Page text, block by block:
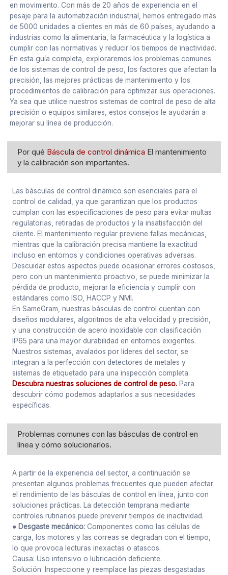
en movimiento. Con más de 20 años de experiencia en el
pesaje para la automatización industrial, hemos entregado más
de 5000 unidades a clientes en más de 60 países, ayudando a
industrias como la alimentaria, la farmacéutica y la logística a
cumplir con las normativas y reducir los tiempos de inactividad.
En esta guía completa, exploraremos los problemas comunes
de los sistemas de control de peso, los factores que afectan la
precisión, las mejores prácticas de mantenimiento y los
procedimientos de calibración para optimizar sus operaciones.
Ya sea que utilice nuestros sistemas de control de peso de alta
precisión o equipos similares, estos consejos le ayudarán a
mejorar su línea de producción.
Por qué Báscula de control dinámica El mantenimiento
y la calibración son importantes.
Las básculas de control dinámico son esenciales para el
control de calidad, ya que garantizan que los productos
cumplan con las especificaciones de peso para evitar multas
regulatorias, retiradas de productos y la insatisfacción del
cliente. El mantenimiento regular previene fallas mecánicas,
mientras que la calibración precisa mantiene la exactitud
incluso en entornos y condiciones operativas adversas.
Descuidar estos aspectos puede ocasionar errores costosos,
pero con un mantenimiento proactivo, se puede minimizar la
pérdida de producto, mejorar la eficiencia y cumplir con
estándares como ISO, HACCP y NMI.
En SameGram, nuestras básculas de control cuentan con
diseños modulares, algoritmos de alta velocidad y precisión,
y una construcción de acero inoxidable con clasificación
IP65 para una mayor durabilidad en entornos exigentes.
Nuestros sistemas, avalados por líderes del sector, se
integran a la perfección con detectores de metales y
sistemas de etiquetado para una inspección completa.
Descubra nuestras soluciones de control de peso. Para
descubrir cómo podemos adaptarlos a sus necesidades
específicas.
Problemas comunes con las básculas de control en
línea y cómo solucionarlos.
A partir de la experiencia del sector, a continuación se
presentan algunos problemas frecuentes que pueden afectar
el rendimiento de las básculas de control en línea, junto con
soluciones prácticas. La detección temprana mediante
controles rutinarios puede prevenir tiempos de inactividad.
● Desgaste mecánico: Componentes como las células de
carga, los motores y las correas se degradan con el tiempo,
lo que provoca lecturas inexactas o atascos.
Causa: Uso intensivo o lubricación deficiente.
Solución: Inspeccione y reemplace las piezas desgastadas